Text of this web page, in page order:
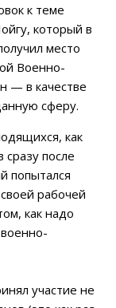
к теме
который в
место
Военно-
— в качестве
сферу.
как
после
попытался
своей рабочей
как надо
участие не